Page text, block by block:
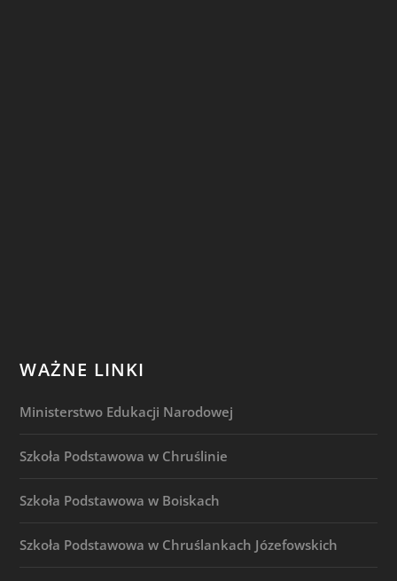
WAŻNE LINKI
Ministerstwo Edukacji Narodowej
Szkoła Podstawowa w Chruślinie
Szkoła Podstawowa w Boiskach
Szkoła Podstawowa w Chruślankach Józefowskich